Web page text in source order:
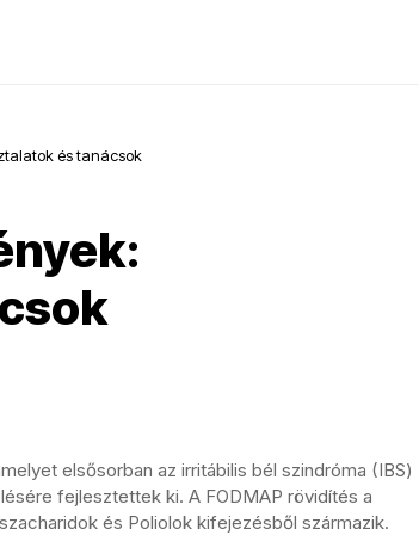
és tanácsok
elsősorban az irritábilis bél szindróma (IBS)
fejlesztettek ki. A FODMAP rövidítés a
és Poliolok kifejezésből származik.